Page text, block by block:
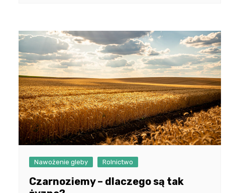
Nawożenie gleby Rolnictwo
Czarnoziemy – dlaczego są tak